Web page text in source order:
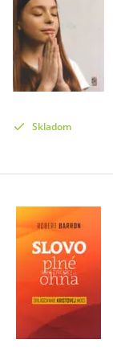
Skladom